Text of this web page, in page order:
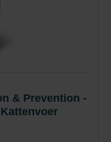
& Prevention -